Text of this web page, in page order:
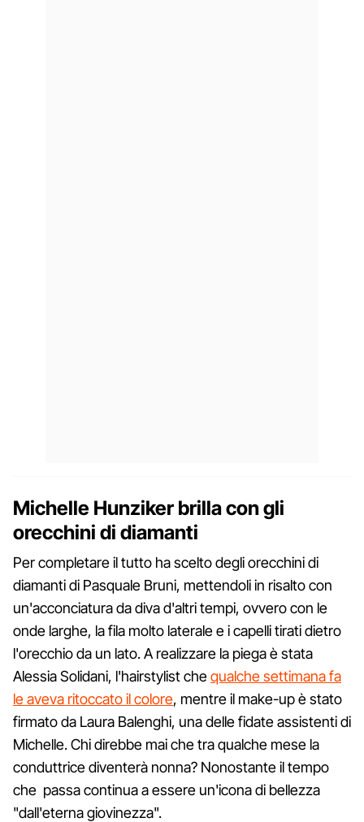
Michelle Hunziker brilla con gli
orecchini di diamanti
Per completare il tutto ha scelto degli orecchini di
diamanti di Pasquale Bruni, mettendoli in risalto con
un'acconciatura da diva d'altri tempi, ovvero con le
onde larghe, la fila molto laterale e i capelli tirati dietro
l'orecchio da un lato. A realizzare la piega è stata
Alessia Solidani, l'hairstylist chequalche settimana fa
le aveva ritoccato il colore, mentre il make-up è stato
firmato da Laura Balenghi, una delle fidate assistenti di
Michelle. Chi direbbe mai che tra qualche mese la
conduttrice diventerà nonna? Nonostante il tempo
che passa continua a essere un'icona di bellezza
"dall'eterna giovinezza".